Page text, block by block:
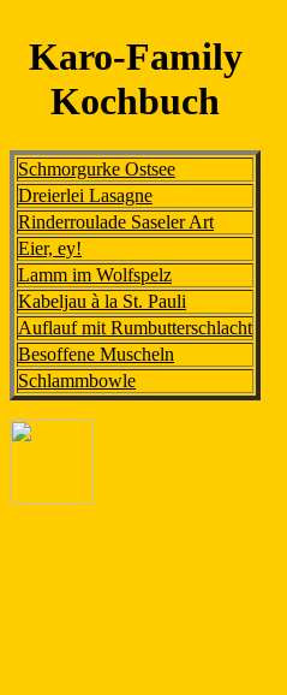
Karo-Family
Kochbuch
Schmorgurke Ostsee
Dreierlei Lasagne
Rinderroulade Saseler Art
Eier, ey!
Lamm im Wolfspelz
Kabeljau à la St. Pauli
Auflauf mit Rumbutterschlacht
Besoffene Muscheln
Schlammbowle